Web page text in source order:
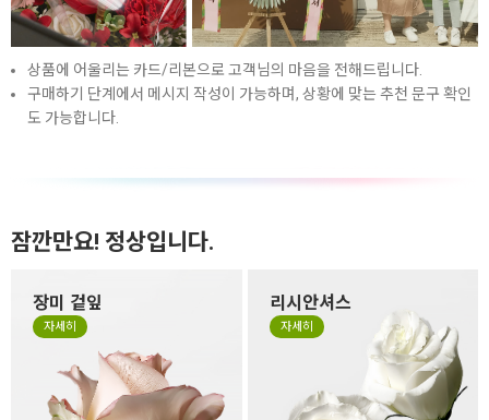
상품에 어울리는 카드/리본으로 고객님의 마음을 전해드립니다.
구매하기 단계에서 메시지 작성이 가능하며, 상황에 맞는 추천 문구 확인
도 가능합니다.
잠깐만요! 정상입니다.
장미 겉잎
자세히
장미 겉잎이 쭈글거리거나 잎
의 색이 바랜 것은 시든게 아니
라 꽃을 예쁜 형태로 싱싱하고
오랜 생명력을 유지하기 위해
떼지 않고 제작하는 경우가 있
리시안셔스
자세히
리시안셔스는 꽃잎이 하늘거
리는 얇은 잎들로 구성되어 있
어서 소재 특성상 꽃 형태가 원
형이 아닌 타원형으로 눌리거
나, 봉오리 형태가 찌그러져 있